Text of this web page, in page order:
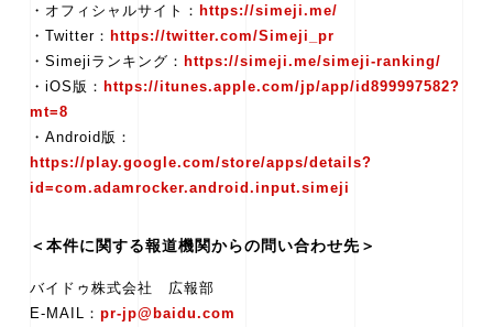
・オフィシャルサイト： https://simeji.me/
・Twitter： https://twitter.com/Simeji_pr
・Simejiランキング： https://simeji.me/simeji-ranking/
・iOS版： https://itunes.apple.com/jp/app/id899997582?
mt=8
・Android版：
https://play.google.com/store/apps/details?
id=com.adamrocker.android.input.simeji
＜本件に関する報道機関からの問い合わせ先＞
バイドゥ株式会社 広報部
E-MAIL： pr-jp@baidu.com